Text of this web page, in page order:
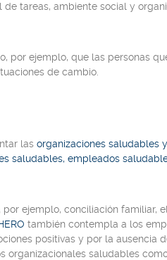
tareas, ambiente social y
por ejemplo, que las personas
de cambio.
las organizaciones saludables
saludables, empleados
ejemplo, conciliación familiar, el
también contempla a los
positivas y por la ausencia
organizacionales saludables